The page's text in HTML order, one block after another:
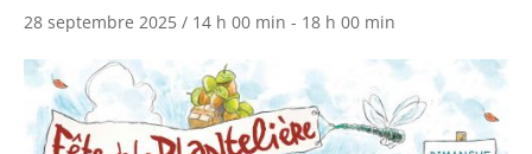
28 septembre 2025 / 14 h 00 min - 18 h 00 min